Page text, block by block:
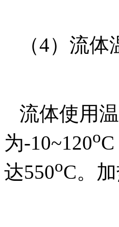
（4）流体
流体使用
为-10~120oC
达550oC。